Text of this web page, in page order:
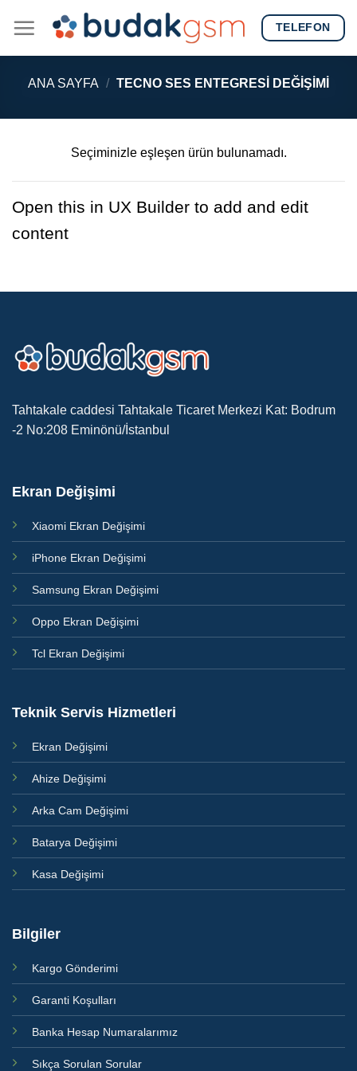
TELEFON
ANA SAYFA / TECNO SES ENTEGRESI DEĞIŞIMI
Seçiminizle eşleşen ürün bulunamadı.
Open this in UX Builder to add and edit
content
Tahtakale caddesi Tahtakale Ticaret Merkezi Kat: Bodrum
-2 No:208 Eminönü/İstanbul
Ekran Değişimi
Xiaomi Ekran Değişimi
iPhone Ekran Değişimi
Samsung Ekran Değişimi
Oppo Ekran Değişimi
Tcl Ekran Değişimi
Teknik Servis Hizmetleri
Ekran Değişimi
Ahize Değişimi
Arka Cam Değişimi
Batarya Değişimi
Kasa Değişimi
Bilgiler
Kargo Gönderimi
Garanti Koşulları
Banka Hesap Numaralarımız
Sıkça Sorulan Sorular